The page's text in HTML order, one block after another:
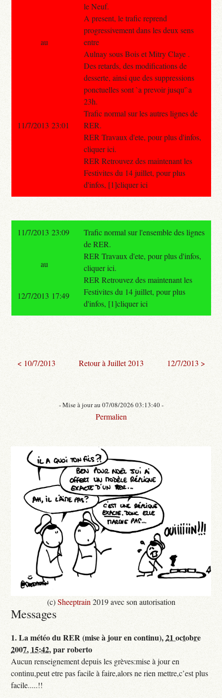
le Neuf.
A present, le trafic reprend
progressivement dans les deux sens
entre
Aulnay sous Bois et Mitry Claye .
Des retards, des modifications de
desserte, ainsi que des suppressions
ponctuelles sont `a prevoir jusqu'`a
23h.
Trafic normal sur les autres lignes de
RER.
RER Travaux d'ete, pour plus d'infos,
cliquer ici.
RER Retrouvez des maintenant les
Festivites du 14 juillet, pour plus
d'infos, [1]cliquer ici
au
11/7/2013 23:01
11/7/2013 23:09
Trafic normal sur l'ensemble des lignes
de RER.
RER Travaux d'ete, pour plus d'infos,
cliquer ici.
RER Retrouvez des maintenant les
Festivites du 14 juillet, pour plus
d'infos, [1]cliquer ici
au
12/7/2013 17:49
< 10/7/2013 Retour à Juillet 2013 12/7/2013 >
- Mise à jour au 07/08/2026 03:13:40 -
Permalien
(c)Sheeptrain 2019 avec son autorisation
Messages
1.La météo du RER (mise à jour en continu),21 octobre
2007, 15:42,parroberto
Aucun renseignement depuis les grèves:mise à jour en
continu,peut etre pas facile à faire,alors ne rien mettre,c’est plus
facile.....!!